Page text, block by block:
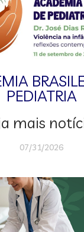
PEDIATRIA
mais
07/31/2026